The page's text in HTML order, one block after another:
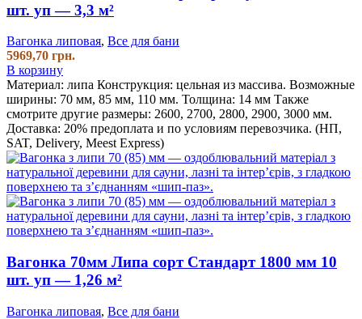
шт. уп — 3,3 м²
Вагонка липовая, Все для бани
5969,70 грн.
В корзину
Материал: липа Конструкция: цельная из массива. Возможные
ширины: 70 мм, 85 мм, 110 мм. Толщина: 14 мм Также
смотрите другие размеры: 2600, 2700, 2800, 2900, 3000 мм.
Доставка: 20% предоплата и по условиям перевозчика. (НП,
SAT, Delivery, Meest Express)
Вагонка 70мм Липа сорт Стандарт 1800 мм 10
шт. уп — 1,26 м²
Вагонка липовая, Все для бани